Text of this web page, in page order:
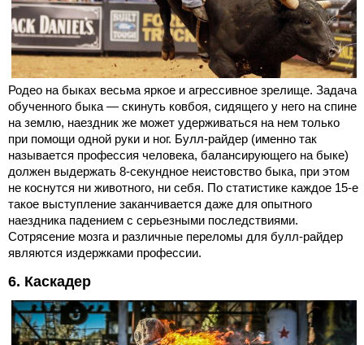
Родео на быках весьма яркое и агрессивное зрелище. Задача
обученного быка — скинуть ковбоя, сидящего у него на спине
на землю, наездник же может удерживаться на нем только
при помощи одной руки и ног. Булл-райдер (именно так
называется профессия человека, балансирующего на быке)
должен выдержать 8-секундное неистовство быка, при этом
не коснутся ни животного, ни себя. По статистике каждое 15-е
такое выступление заканчивается даже для опытного
наездника падением с серьезными последствиями.
Сотрясение мозга и различные переломы для булл-райдер
являются издержками профессии.
6. Каскадер